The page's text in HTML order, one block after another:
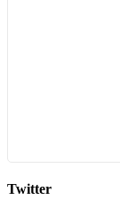
Twitter